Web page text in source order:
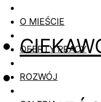
O MIEŚCIE
OFERTY PRACY
ROZWÓJ